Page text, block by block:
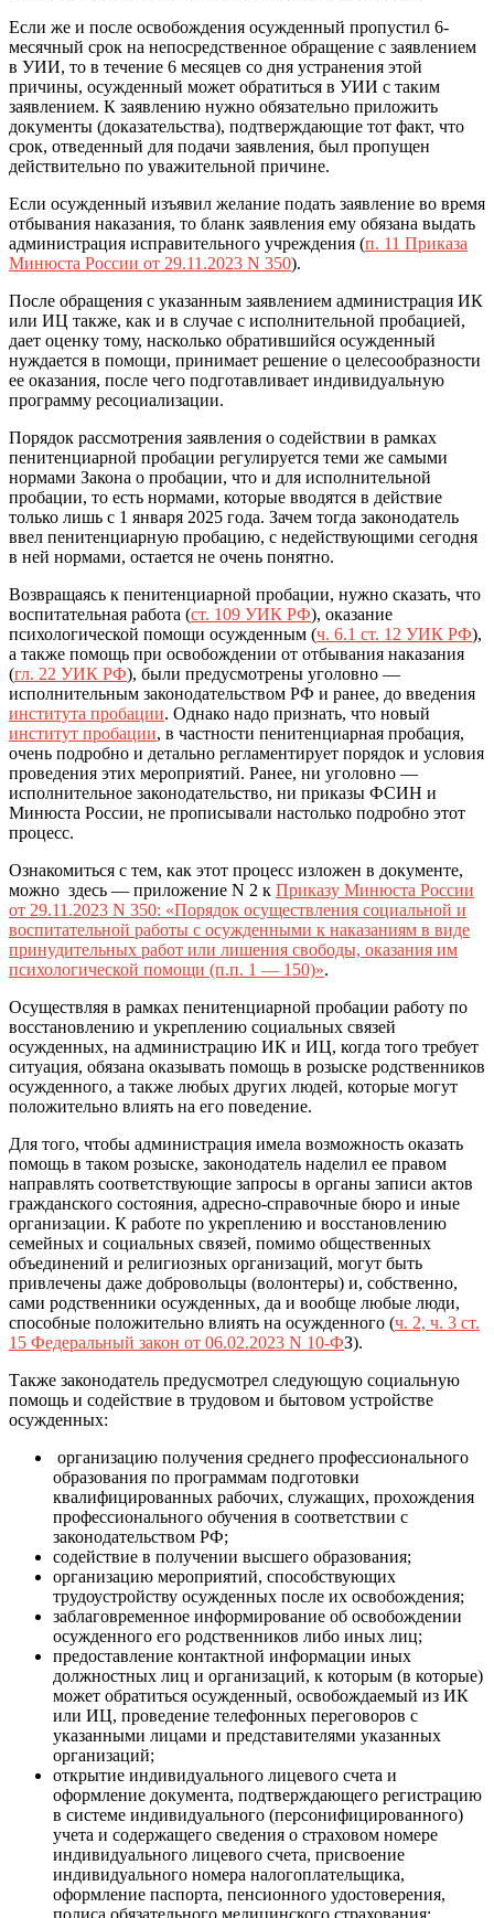
Если же и после освобождения осужденный пропустил 6-
месячный срок на непосредственное обращение с заявлением
в УИИ, то в течение 6 месяцев со дня устранения этой
причины, осужденный может обратиться в УИИ с таким
заявлением. К заявлению нужно обязательно приложить
документы (доказательства), подтверждающие тот факт, что
срок, отведенный для подачи заявления, был пропущен
действительно по уважительной причине.
Если осужденный изъявил желание подать заявление во время
отбывания наказания, то бланк заявления ему обязана выдать
администрация исправительного учреждения (п. 11 Приказа
Минюста России от 29.11.2023 N 350).
После обращения с указанным заявлением администрация ИК
или ИЦ также, как и в случае с исполнительной пробацией,
дает оценку тому, насколько обратившийся осужденный
нуждается в помощи, принимает решение о целесообразности
ее оказания, после чего подготавливает индивидуальную
программу ресоциализации.
Порядок рассмотрения заявления о содействии в рамках
пенитенциарной пробации регулируется теми же самыми
нормами Закона о пробации, что и для исполнительной
пробации, то есть нормами, которые вводятся в действие
только лишь с 1 января 2025 года. Зачем тогда законодатель
ввел пенитенциарную пробацию, с недействующими сегодня
в ней нормами, остается не очень понятно.
Возвращаясь к пенитенциарной пробации, нужно сказать, что
воспитательная работа (ст. 109 УИК РФ), оказание
психологической помощи осужденным (ч. 6.1 ст. 12 УИК РФ),
а также помощь при освобождении от отбывания наказания
(гл. 22 УИК РФ), были предусмотрены уголовно —
исполнительным законодательством РФ и ранее, до введения
института пробации. Однако надо признать, что новый
институт пробации, в частности пенитенциарная пробация,
очень подробно и детально регламентирует порядок и условия
проведения этих мероприятий. Ранее, ни уголовно —
исполнительное законодательство, ни приказы ФСИН и
Минюста России, не прописывали настолько подробно этот
процесс.
Ознакомиться с тем, как этот процесс изложен в документе,
можно здесь — приложение N 2 к Приказу Минюста России
от 29.11.2023 N 350: «Порядок осуществления социальной и
воспитательной работы с осужденными к наказаниям в виде
принудительных работ или лишения свободы, оказания им
психологической помощи (п.п. 1 — 150)».
Осуществляя в рамках пенитенциарной пробации работу по
восстановлению и укреплению социальных связей
осужденных, на администрацию ИК и ИЦ, когда того требует
ситуация, обязана оказывать помощь в розыске родственников
осужденного, а также любых других людей, которые могут
положительно влиять на его поведение.
Для того, чтобы администрация имела возможность оказать
помощь в таком розыске, законодатель наделил ее правом
направлять соответствующие запросы в органы записи актов
гражданского состояния, адресно-справочные бюро и иные
организации. К работе по укреплению и восстановлению
семейных и социальных связей, помимо общественных
объединений и религиозных организаций, могут быть
привлечены даже добровольцы (волонтеры) и, собственно,
сами родственники осужденных, да и вообще любые люди,
способные положительно влиять на осужденного (ч. 2, ч. 3 ст.
15 Федеральный закон от 06.02.2023 N 10-ФЗ).
Также законодатель предусмотрел следующую социальную
помощь и содействие в трудовом и бытовом устройстве
осужденных:
организацию получения среднего профессионального
образования по программам подготовки
квалифицированных рабочих, служащих, прохождения
профессионального обучения в соответствии с
законодательством РФ;
содействие в получении высшего образования;
организацию мероприятий, способствующих
трудоустройству осужденных после их освобождения;
заблаговременное информирование об освобождении
осужденного его родственников либо иных лиц;
предоставление контактной информации иных
должностных лиц и организаций, к которым (в которые)
может обратиться осужденный, освобождаемый из ИК
или ИЦ, проведение телефонных переговоров с
указанными лицами и представителями указанных
организаций;
открытие индивидуального лицевого счета и
оформление документа, подтверждающего регистрацию
в системе индивидуального (персонифицированного)
учета и содержащего сведения о страховом номере
индивидуального лицевого счета, присвоение
индивидуального номера налогоплательщика,
оформление паспорта, пенсионного удостоверения,
полиса обязательного медицинского страхования;